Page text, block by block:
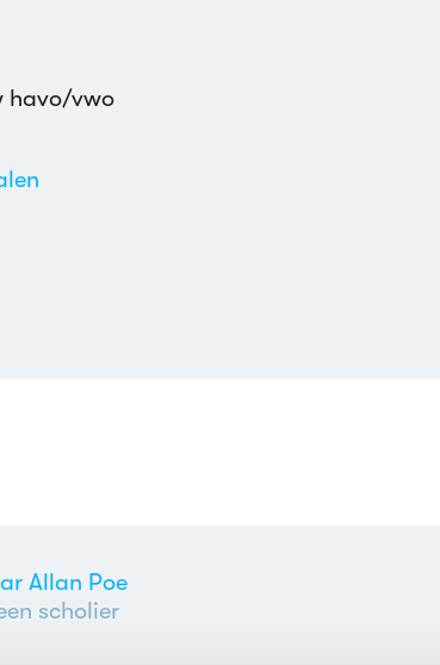
havo/vwo
Allan Poe
scholier